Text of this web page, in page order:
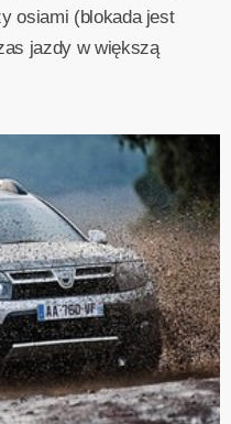
osiami (blokada jest
jazdy w większą